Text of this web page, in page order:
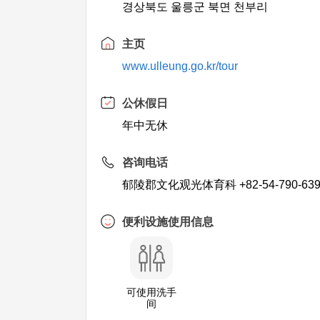
경상북도 울릉군 북면 천부리
主页
www.ulleung.go.kr/tour
公休假日
年中无休
咨询电话
郁陵郡文化观光体育科 +82-54-790-
便利设施使用信息
可使用洗手
间